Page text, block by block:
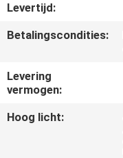
VERZOEK
OM EEN
CITAAT
Levertijd:
Betalingscondities:
Levering
vermogen:
Hoog licht: